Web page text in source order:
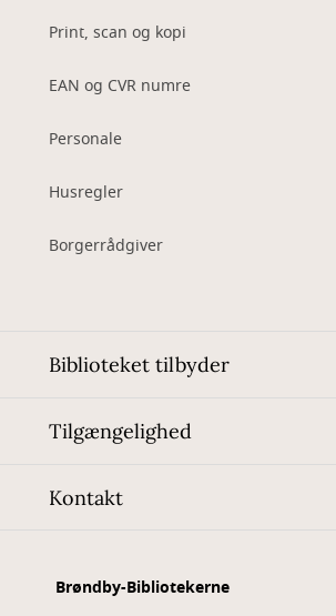
Print, scan og kopi
EAN og CVR numre
Personale
Husregler
Borgerrådgiver
Biblioteket tilbyder
Tilgængelighed
Kontakt
Brøndby-Bibliotekerne